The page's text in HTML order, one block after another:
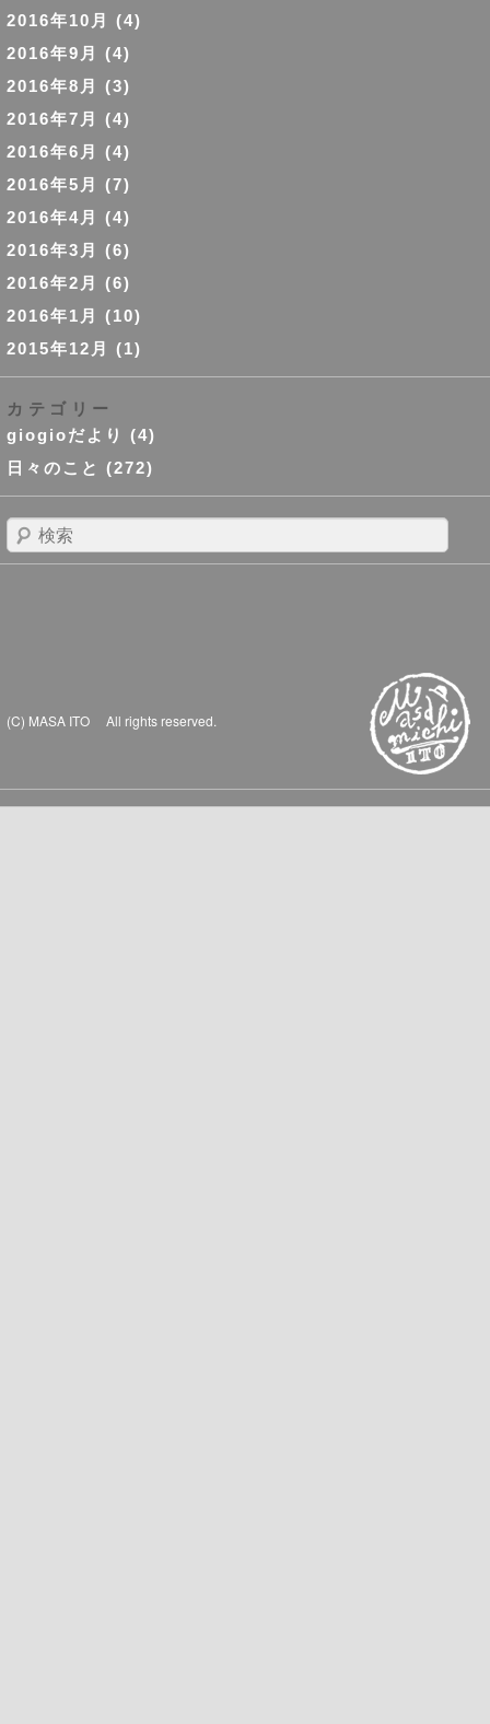
2016年10月
(4)
2016年9月
(4)
2016年8月
(3)
2016年7月
(4)
2016年6月
(4)
2016年5月
(7)
2016年4月
(4)
2016年3月
(6)
2016年2月
(6)
2016年1月
(10)
2015年12月
(1)
カテゴリー
giogioだより
(4)
日々のこと (272)
検
索
(C) MASA ITO All rights reserved.